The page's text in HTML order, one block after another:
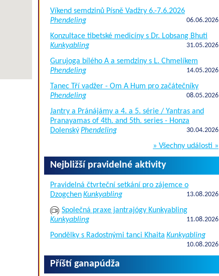
Víkend semdzinů Písně Vadžry 6.-7.6.2026
Phendeling
06.06.2026
Konzultace tibetské medicíny s Dr. Lobsang Bhuti
Kunkyabling
31.05.2026
Gurujoga bílého A a semdziny s L. Chmelíkem
Phendeling
14.05.2026
Tanec Tří vadžer - Om A Hum pro začátečníky
Phendeling
08.05.2026
Jantry a Pránájámy a 4. a 5. série / Yantras and
Pranayamas of 4th. and 5th. series - Honza
DolenskýPhendeling 30.04.2026
» Všechny události »
Nejbližší pravidelné aktivity
Pravidelná čtvrteční setkání pro zájemce o
DzogchenKunkyabling 13.08.2026
Společná praxe jantrajógy Kunkyabling
Kunkyabling
11.08.2026
Pondělky s Radostnými tanci Khaita Kunkyabling
10.08.2026
Příští ganapúdža